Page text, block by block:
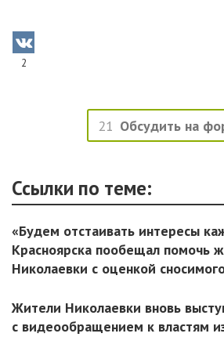
2
21 Обсудить на
Ссылки по теме:
«Будем отстаивать интересы
Красноярска пообещал помочь
Николаевки с оценкой
Жители Николаевки вновь
с видеообращением к властям